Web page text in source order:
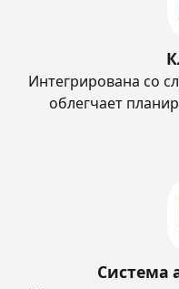
Интегрирована со
облегчает
Система